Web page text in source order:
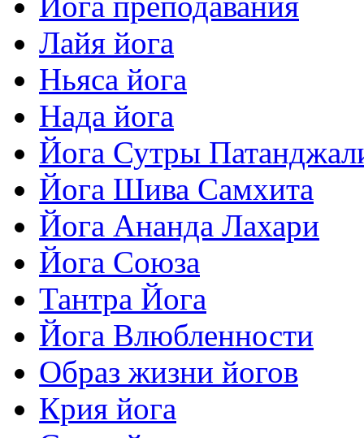
Лайя йога
Ньяса йога
Нада йога
Йога Сутры
Йога Шива Самхита
Йога Ананда Лахари
Йога Союза
Тантра Йога
Йога Влюбленности
Образ жизни йогов
Крия йога